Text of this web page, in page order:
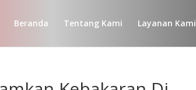
Beranda Tentang Kami Layanan Kami